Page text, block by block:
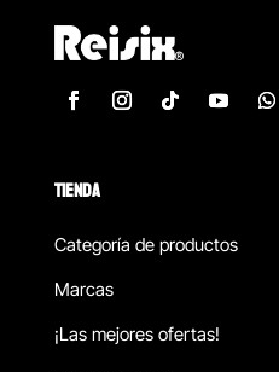
TIENDA
Categoría de productos
Marcas
¡Las mejores ofertas!